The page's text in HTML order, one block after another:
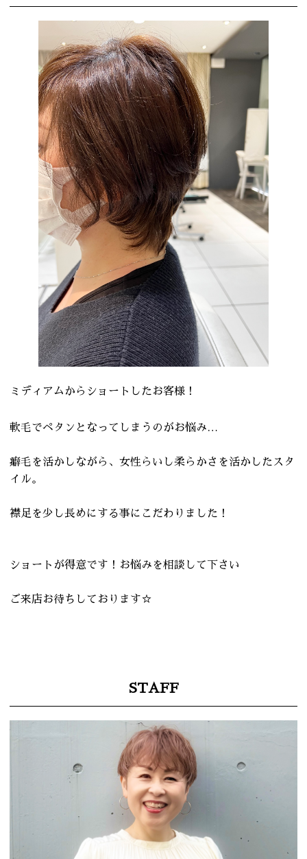
ミディアムからショートしたお客様！
軟毛でペタンとなってしまうのがお悩み…
癖毛を活かしながら、女性らいし柔らかさを活かしたスタ
イル。
襟足を少し長めにする事にこだわりました！
ショートが得意です！お悩みを相談して下さい
ご来店お待ちしております☆
STAFF